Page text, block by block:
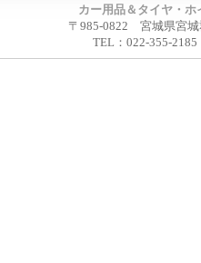
カー用品＆タイヤ・
〒985-0822 宮城県宮城
TEL：022-355-